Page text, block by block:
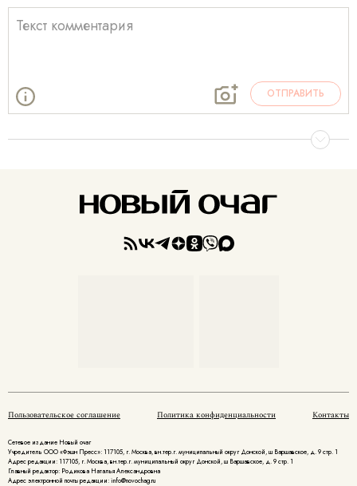
ОТПРАВИТЬ
Пользовательское соглашение Политика конфиденциальности Контакты
Сетевое издание Новый очаг
Учредитель ООО «Фэшн Пресс»: 117105, г. Москва, вн.тер.г. муниципальный округ Донской, ш Варшавское, д. 9 стр. 1
Адрес редакции: 117105, г. Москва, вн.тер.г. муниципальный округ Донской, ш Варшавское, д. 9 стр. 1
Главный редактор: Родикова Наталья Александровна
Адрес электронной почты редакции: info@novochag.ru